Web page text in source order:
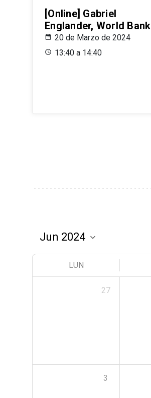
[Online] Gabriel
Englander, World Bank
20 de Marzo de 2024
13:40 a 14:40
LUN
27
3